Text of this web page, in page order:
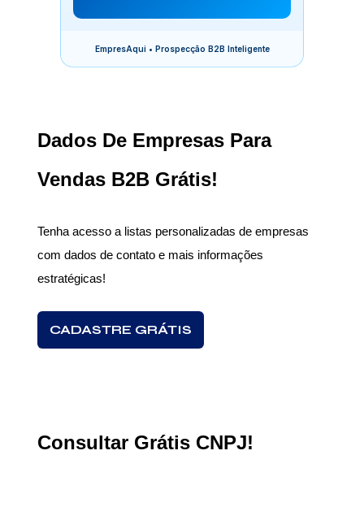
EmpresAqui • Prospecção B2B Inteligente
Dados De Empresas Para
Vendas B2B Grátis!
Tenha acesso a listas personalizadas de empresas
com dados de contato e mais informações
estratégicas!
CADASTRE GRÁTIS
Consultar Grátis CNPJ!